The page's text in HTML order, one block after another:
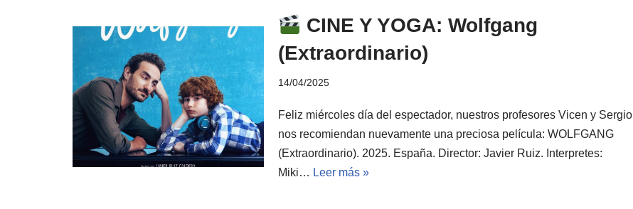
CINE Y YOGA: Wolfgang
(Extraordinario)
14/04/2025
Feliz miércoles día del espectador, nuestros profesores Vicen y Sergio
nos recomiendan nuevamente una preciosa película: WOLFGANG
(Extraordinario). 2025. España. Director: Javier Ruiz. Interpretes:
Miki… Leer más »